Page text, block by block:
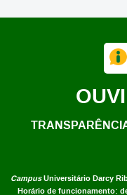
CampusUniversitário Darcy
Horário de funcionamento: